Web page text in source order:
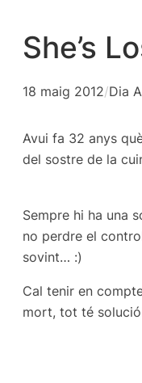
She’s
18 maig 2012/Dia
Avui fa 32 anys
del sostre de la
Sempre hi ha una
no perdre el
sovint… :)
Cal tenir en
mort, tot té